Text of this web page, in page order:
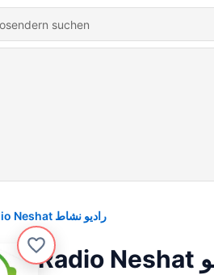
Radio Neshat رادیو نشاط
Radio Neshat رادیو